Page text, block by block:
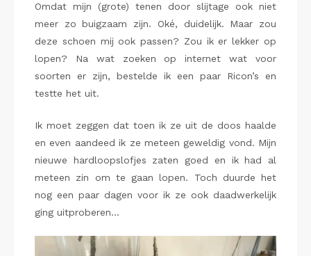
Omdat mijn (grote) tenen door slijtage ook niet
meer zo buigzaam zijn. Oké, duidelijk. Maar zou
deze schoen mij ook passen? Zou ik er lekker op
lopen? Na wat zoeken op internet wat voor
soorten er zijn, bestelde ik een paar Ricon’s en
testte het uit.
Ik moet zeggen dat toen ik ze uit de doos haalde
en even aandeed ik ze meteen geweldig vond. Mijn
nieuwe hardloopslofjes zaten goed en ik had al
meteen zin om te gaan lopen. Toch duurde het
nog een paar dagen voor ik ze ook daadwerkelijk
ging uitproberen…